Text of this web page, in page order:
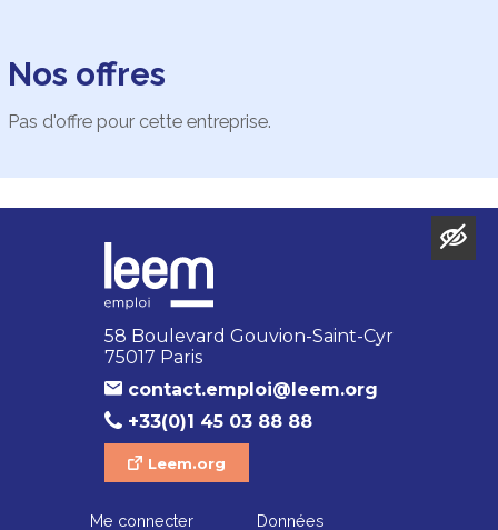
Nos offres
Pas d'offre pour cette entreprise.
58 Boulevard Gouvion-Saint-Cyr
75017 Paris
contact.emploi@leem.org
+33(0)1 45 03 88 88
Leem.org
Me connecter Données